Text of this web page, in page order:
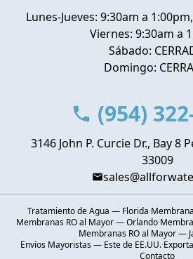
Lunes-Jueves: 9:30am a
Viernes: 9:30am a
Sábado:
Domingo:
(954)
3146 John P. Curcie Dr., Bay 8
33009
Tratamiento de Agua — Florida·
Membranas RO al Mayor — Orlando·
Membranas RO al Mayor —
Envíos Mayoristas — Este de EE.UU.·
Contacto